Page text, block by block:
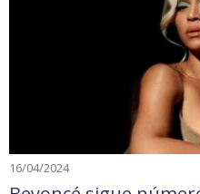
16/04/2024